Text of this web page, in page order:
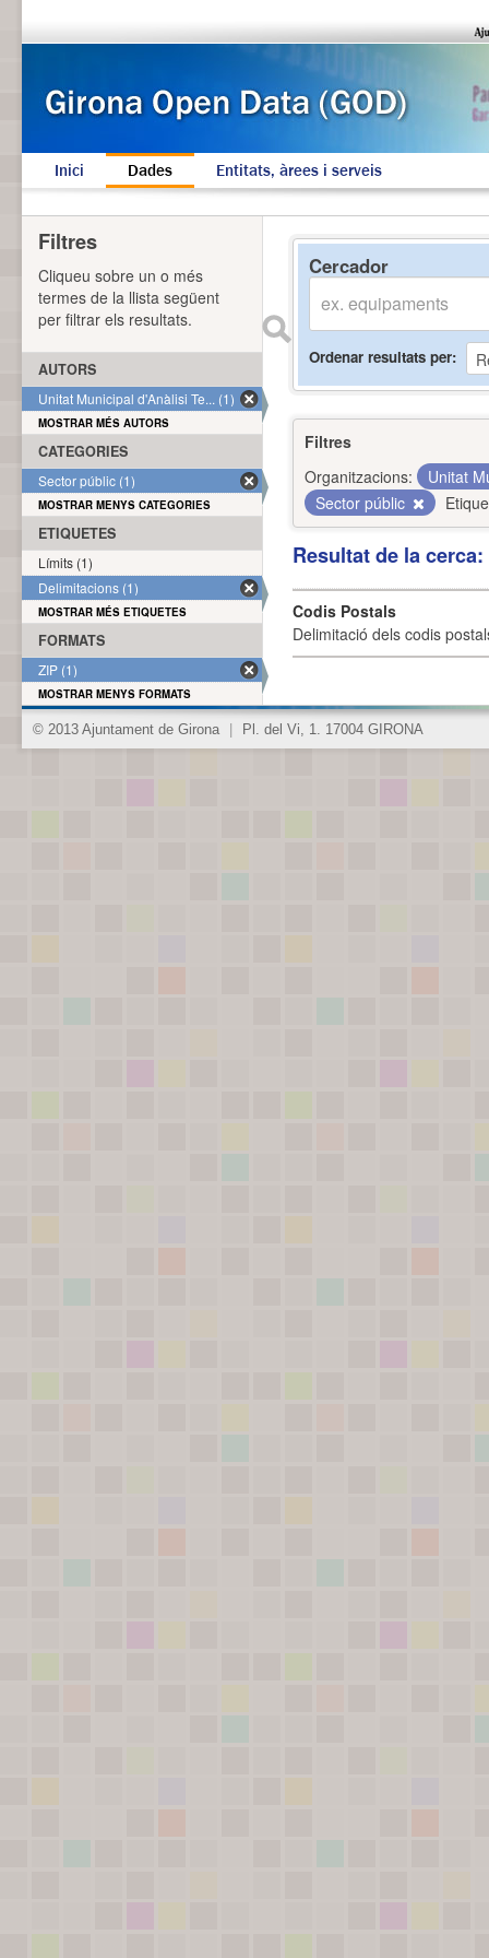
Inici Dades Entitats, àrees i serveis
Cercador
Ordenar resultats per
Filtres
Organitzacions:
Unitat
Sector públic
Resultat de la
Codis Postals
Delimitació dels codis
Filtres
Cliqueu sobre un o més
termes de la llista següent
per filtrar els resultats.
AUTORS
Unitat Municipal d'Anàlisi Te... (1)
MOSTRAR MÉS AUTORS
CATEGORIES
Sector públic (1)
MOSTRAR MENYS CATEGORIES
ETIQUETES
Límits (1)
Delimitacions (1)
MOSTRAR MÉS ETIQUETES
FORMATS
ZIP (1)
MOSTRAR MENYS FORMATS
© 2013 Ajuntament de Girona Pl. del Vi, 1. 17004 GIRONA